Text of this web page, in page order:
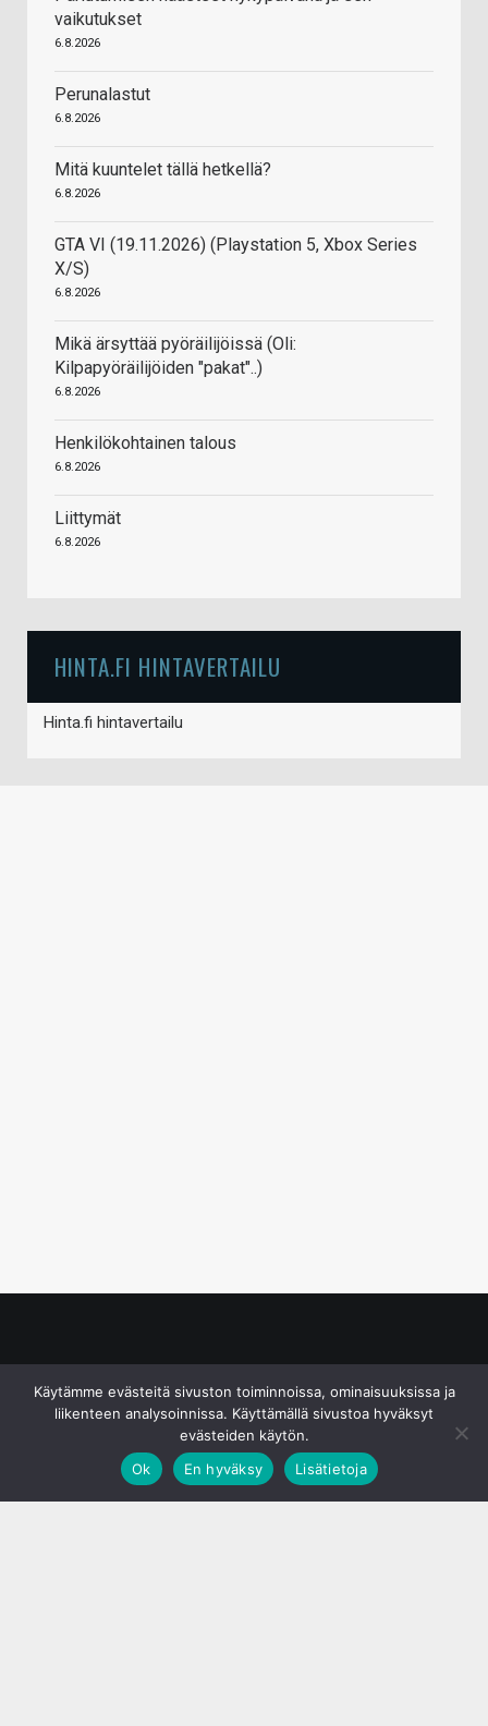
vaikutukset
6.8.2026
Perunalastut
6.8.2026
Mitä kuuntelet tällä hetkellä?
6.8.2026
GTA VI (19.11.2026) (Playstation 5, Xbox Series
X/S)
6.8.2026
Mikä ärsyttää pyöräilijöissä (Oli:
Kilpapyöräilijöiden "pakat"..)
6.8.2026
Henkilökohtainen talous
6.8.2026
Liittymät
6.8.2026
HINTA.FI HINTAVERTAILU
Hinta.fi hintavertailu
Käytämme evästeitä sivuston toiminnoissa, ominaisuuksissa ja
liikenteen analysoinnissa. Käyttämällä sivustoa hyväksyt
evästeiden käytön.
Ok
En hyväksy Lisätietoja